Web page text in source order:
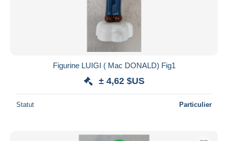
Figurine LUIGI ( Mac DONALD) Fig1
± 4,62 $US
Statut Particulier